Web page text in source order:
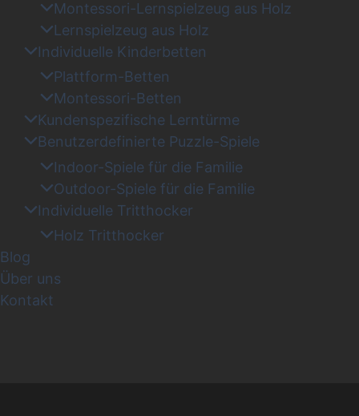
Montessori-Lernspielzeug aus Holz
Lernspielzeug aus Holz
Individuelle Kinderbetten
Plattform-Betten
Montessori-Betten
Kundenspezifische Lerntürme
Benutzerdefinierte Puzzle-Spiele
Indoor-Spiele für die Familie
Outdoor-Spiele für die Familie
Individuelle Tritthocker
Holz Tritthocker
Blog
Über uns
Kontakt